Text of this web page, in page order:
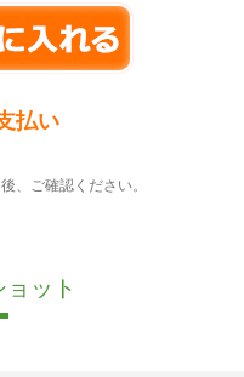
払い
、ご確認ください。
ット